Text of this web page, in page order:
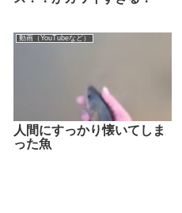
動画（YouTubeなど）
人間にすっかり懐いてしま
った魚